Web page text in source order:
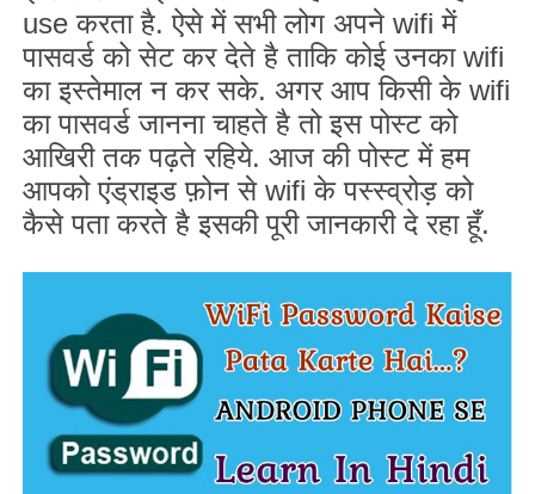
useकरता है. ऐसे में सभी लोग अपनेwifiमें
पासवर्ड को सेट कर देते है ताकि कोई उनकाwifi
का इस्तेमाल न कर सके. अगर आप किसी केwifi
का पासवर्ड जानना चाहते है तो इस पोस्ट को
आखिरी तक पढ़ते रहिये. आज की पोस्ट में हम
आपको एंड्राइड फ़ोन सेwifiके पस्स्व्रोड़ को
कैसे पता करते है इसकी पूरी जानकारी दे रहा हूँ.